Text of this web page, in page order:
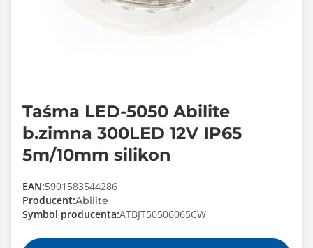
Taśma LED-5050 Abilite
b.zimna 300LED 12V IP65
5m/10mm silikon
EAN:5901583544286
Producent:Abilite
Symbol producenta:ATBJT50506065CW